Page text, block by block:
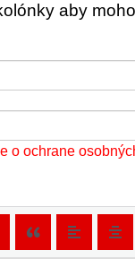
aby
o ochrane